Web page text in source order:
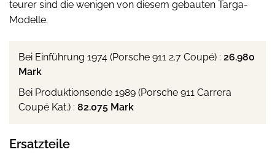
teurer sind die wenigen von diesem gebauten Targa-
Modelle.
Bei Einführung 1974 (Porsche 911 2.7 Coupé) : 26.980
Mark
Bei Produktionsende 1989 (Porsche 911 Carrera
Coupé Kat.) : 82.075 Mark
Ersatzteile